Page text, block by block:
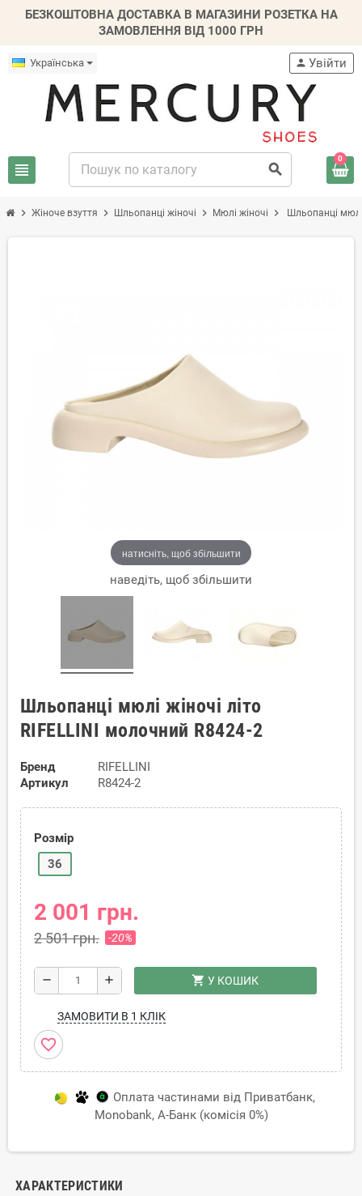
БЕЗКОШТОВНА ДОСТАВКА В МАГАЗИНИ РОЗЕТКА НА
ЗАМОВЛЕННЯ ВІД 1000 ГРН
Українська
view_headline search
person Увійти
0
chevron_right Жіноче взуття chevron_right Шльопанці жіночі chevron_right Мюлі жіночі chevron_right Шльопанці
натисніть, щоб збільшити
наведіть, щоб збільшити
Шльопанці мюлі жіночі літо
RIFELLINI молочний R8424-2
Бренд
RIFELLINI
Артикул
R8424-2
Розмір
36
2 001 грн.
2 501 грн. -20%
remove add shopping_cart У КОШИК
ЗАМОВИТИ В 1 КЛІК
favorite_border
Оплата частинами від Приватбанк,
Monobank, А-Банк (комісія 0%)
ХАРАКТЕРИСТИКИ